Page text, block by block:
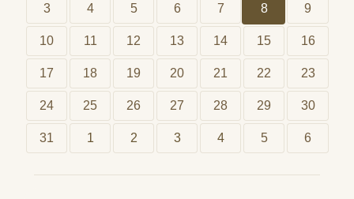
3 4 5 6 7 8 9
10 11 12 13 14 15 16
17 18 19 20 21 22 23
24 25 26 27 28 29 30
31 1 2 3 4 5 6